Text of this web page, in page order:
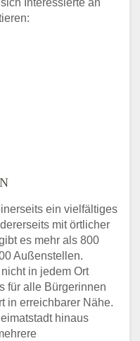
Interessierte an
ein vielfältiges
mit örtlicher
es mehr als 800
Außenstellen.
in jedem Ort
für alle Bürgerinnen
in erreichbarer Nähe.
hinaus